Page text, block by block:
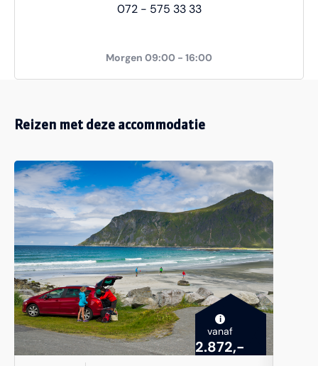
072 - 575 33 33
Morgen 09:00 - 16:00
Reizen met deze accommodatie
i
vanaf
2.872,-